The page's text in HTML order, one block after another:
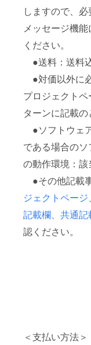
しますので、
メッセージ機
ください。
●送料：送料
●対価以外に
プロジェクトペ
ターンに記載の
●ソフトウェ
である場合の
の動作環境：該
●その他記載
ジェクトペー
記載欄、共通記
認ください。
＜支払い方法＞